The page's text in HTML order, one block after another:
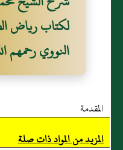
الدنيا إلا ستره
الله يوم القيامة
)) رواه مسلم
لكتاب رياض
النووي رحمهم
المقدمة
المزيد من المواد ذات صلة